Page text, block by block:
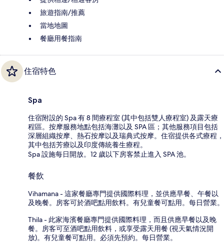
旅遊指南/推薦
當地地圖
餐廳用餐指南
住宿特色
Spa
住宿附設的 Spa 有 8 間療程室 (其中包括雙人療程室) 及露天療
程區。按摩服務地點包括海灘以及 SPA 區；其他服務項目包括
深層組織按摩、熱石按摩以及瑞典式按摩。住宿提供各式療程，
其中包括芳療以及印度傳統養生療程。
Spa 設施每日開放。12 歲以下房客禁止進入 SPA 池。
餐飲
Vihamana - 這家餐廳專門提供國際料理，並供應早餐、午餐以
及晚餐。房客可於酒吧點用飲料。有兒童餐可點用。每日營業。
Thila - 此家海濱餐廳專門提供國際料理，而且供應早餐以及晚
餐。房客可至酒吧點用飲料，或享受露天用餐 (視天氣情況開
放)。有兒童餐可點用。必須先預約。每日營業。